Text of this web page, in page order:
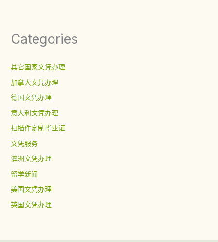
Categories
其它国家文凭办理
加拿大文凭办理
德国文凭办理
意大利文凭办理
扫描件定制毕业证
文凭服务
澳洲文凭办理
留学新闻
美国文凭办理
英国文凭办理